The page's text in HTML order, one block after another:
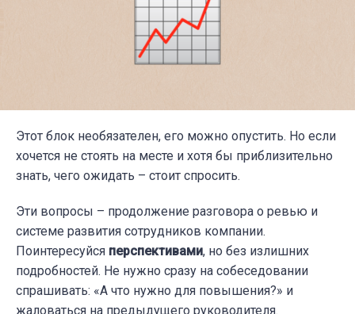
Этот блок необязателен, его можно опустить. Но если
хочется не стоять на месте и хотя бы приблизительно
знать, чего ожидать – стоит спросить.
Эти вопросы – продолжение разговора о ревью и
системе развития сотрудников компании.
Поинтересуйся перспективами, но без излишних
подробностей. Не нужно сразу на собеседовании
спрашивать: «А что нужно для повышения?» и
жаловаться на предыдущего руководителя.